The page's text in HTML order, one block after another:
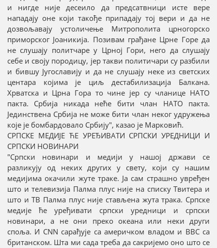
и нигде није десеило да предсатвници исте вере
нападају оне који такође припадају тој вери и да не
дозвољавају устоличење Митрополита црногорско
приморског Јоаникија. Позивам грађане Црне Горе да
не слушају политчаре у Црној Гори, него да слушају
себе и своју породицу, јер такви политичари су разбили
и бившу Југославију и да не слушају неке из светских
центара којима је циљ дестабилизација Балкана.
Хрватска и Црна Гора то чине јер су чланице НАТО
пакта. Србија никада неће бити члан НАТО пакта.
Јединствена Србија не може бити члан неког удружења
које је бомбардовало Србију", казао је Марковић.
СРПСКЕ МЕДИЈЕ ЋЕ УРЕЂИВАТИ СРПСКИ УРЕДНИЦИ И
СРПСКИ НОВИНАРИ
"Српски новинари и медији у нашој држави се
разликују од неких других у свету, који су нашим
медијима окачили жуте траке. Ја сам страшно увређен
што и телевизија Палма плус није на списку Твитера и
што и ТВ Палма плус није стављена жута трака. Српске
медије ће уређивати српски уредници и српски
новинари, а не они преко океана или неки други
споља. И CNN сарађује са америчком владом и BBC са
британском. Шта ми сада треба да сакријемо оно што се